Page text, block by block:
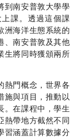
到南安普敦大學學
課。透過這個課
洲海洋生態系統的
、南安普敦及其他
生將同時獲頒兩所
熱門概念，世界各
施與項目，推動以
。在課程中，學生
熱帶地方截然不同
習涵蓋計算數據分